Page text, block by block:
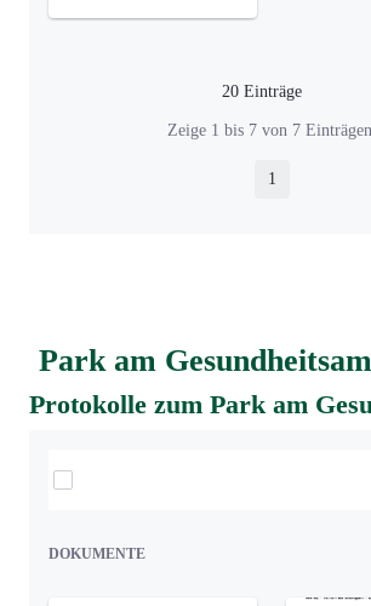
20 Einträge
Pro Seite
Zeige 1 bis 7 von 7
Seite
1
Park am
Protokolle zum Park am
DOKUMENTE